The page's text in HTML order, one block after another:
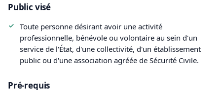
Public visé
Toute personne désirant avoir une activité
professionnelle, bénévole ou volontaire au sein d'un
service de l'État, d'une collectivité, d'un établissement
public ou d'une association agréée de Sécurité Civile.
Pré-requis